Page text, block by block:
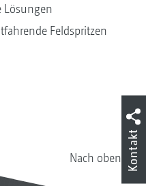
Lösungen
Feldspritzen
Nach oben Kontakt